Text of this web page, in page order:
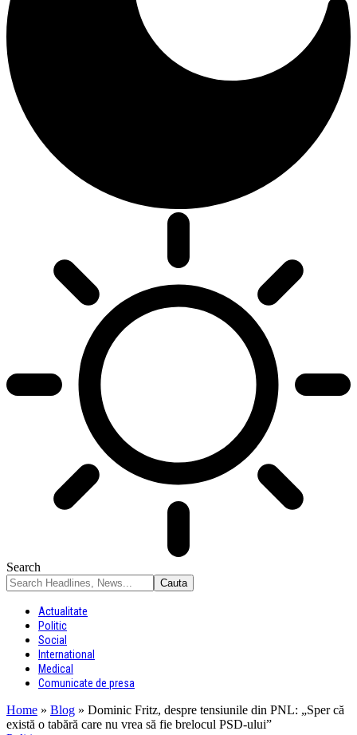
Search
Actualitate
Politic
Social
International
Medical
Comunicate de presa
Home » Blog » Dominic Fritz, despre tensiunile din PNL: „Sper că
există o tabără care nu vrea să fie brelocul PSD-ului”